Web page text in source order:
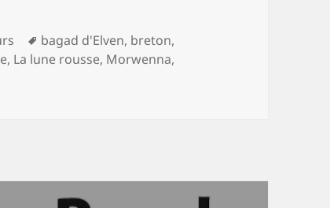
Mots-
clés
bagad d'Elven, breton,
, La lune rousse, Morwenna,